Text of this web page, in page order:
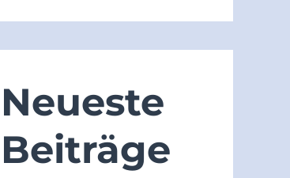
Neueste
Beiträge